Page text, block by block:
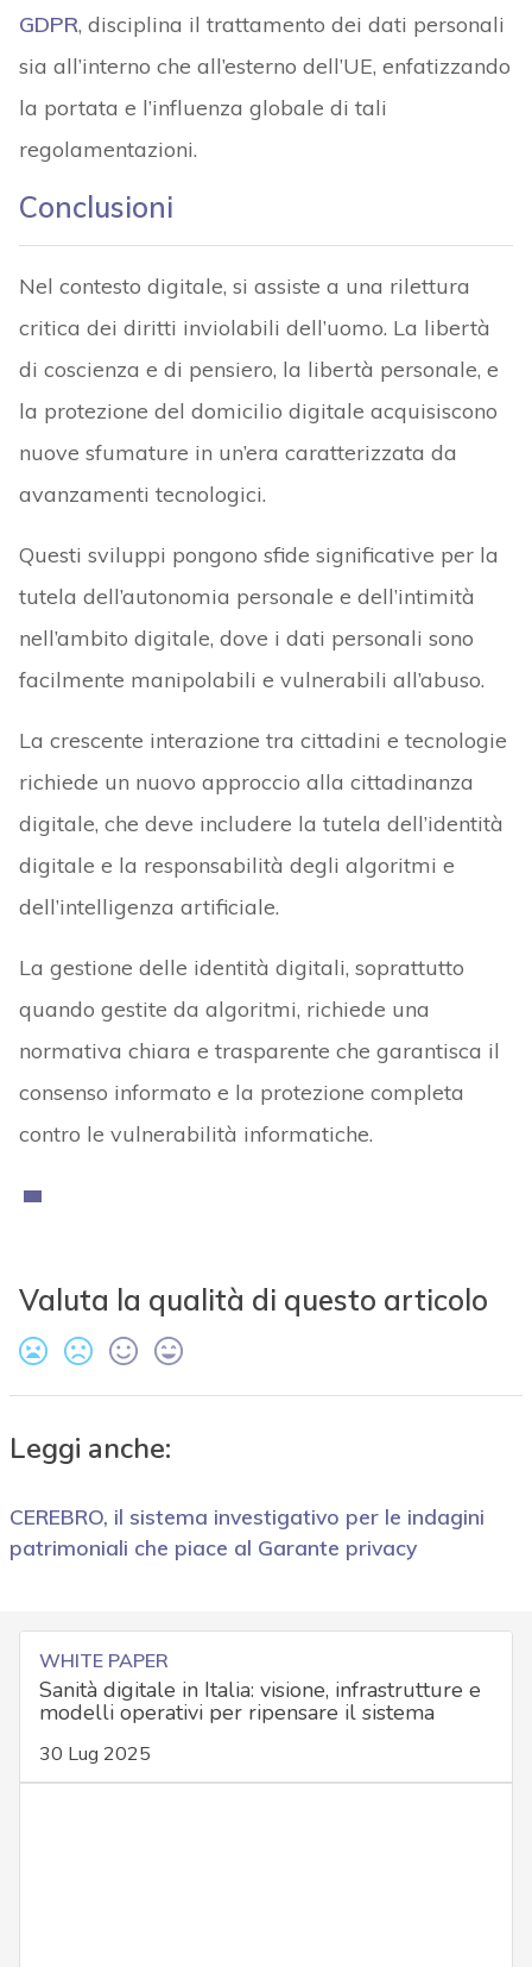
GDPR, disciplina il trattamento dei dati personali
sia all’interno che all’esterno dell’UE, enfatizzando
la portata e l’influenza globale di tali
regolamentazioni.
Conclusioni
Nel contesto digitale, si assiste a una rilettura
critica dei diritti inviolabili dell’uomo. La libertà
di coscienza e di pensiero, la libertà personale, e
la protezione del domicilio digitale acquisiscono
nuove sfumature in un’era caratterizzata da
avanzamenti tecnologici.
Questi sviluppi pongono sfide significative per la
tutela dell’autonomia personale e dell’intimità
nell’ambito digitale, dove i dati personali sono
facilmente manipolabili e vulnerabili all’abuso.
La crescente interazione tra cittadini e tecnologie
richiede un nuovo approccio alla cittadinanza
digitale, che deve includere la tutela dell’identità
digitale e la responsabilità degli algoritmi e
dell’intelligenza artificiale.
La gestione delle identità digitali, soprattutto
quando gestite da algoritmi, richiede una
normativa chiara e trasparente che garantisca il
consenso informato e la protezione completa
contro le vulnerabilità informatiche.
Valuta la qualità di questo articolo
Leggi anche:
CEREBRO, il sistema investigativo per le indagini
patrimoniali che piace al Garante privacy
WHITE PAPER
Sanità digitale in Italia: visione, infrastrutture e
modelli operativi per ripensare il sistema
30 Lug 2025